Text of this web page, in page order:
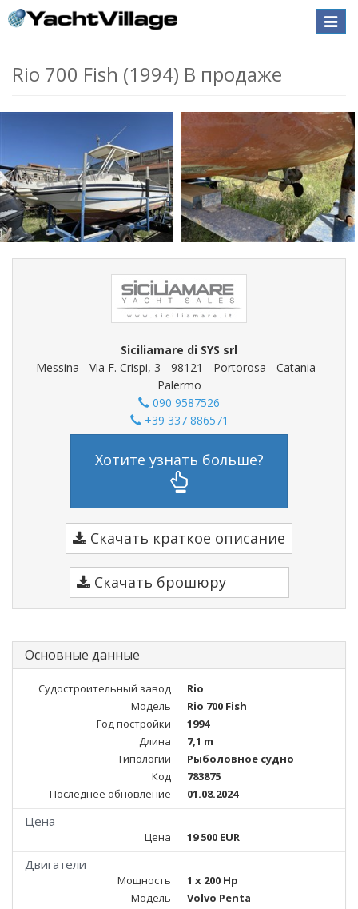
Toggle
Rio 700 Fish (1994) В продаже
Siciliamare di SYS srl
Messina - Via F. Crispi, 3 - 98121 - Portorosa - Catania -
Palermo
090 9587526
+39 337 886571
Хотите узнать больше?
Скачать краткое описание
Скачать брошюру
Основные данные
Судостроительный завод
Rio
Модель
Rio 700 Fish
Год постройки
1994
Длина
7,1 m
Типологии
Рыболовное судно
Код
783875
Последнее обновление
01.08.2024
Цена
Цена 19 500 EUR
Двигатели
Мощность
1 x 200 Hp
Модель
Volvo Penta